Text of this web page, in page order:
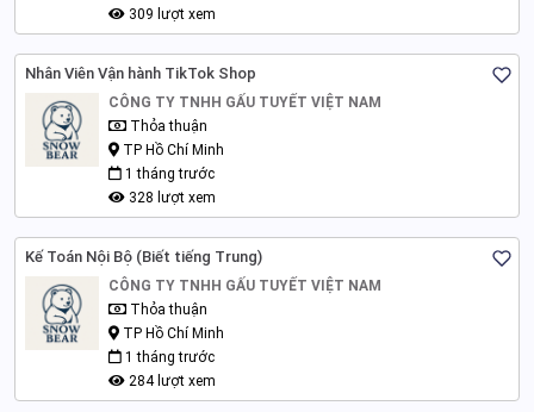
309 lượt xem
Nhân Viên Vận hành TikTok Shop
CÔNG TY TNHH GẤU TUYẾT VIỆT NAM
Thỏa thuận
TP Hồ Chí Minh
1 tháng trước
328 lượt xem
Kế Toán Nội Bộ (Biết tiếng Trung)
CÔNG TY TNHH GẤU TUYẾT VIỆT NAM
Thỏa thuận
TP Hồ Chí Minh
1 tháng trước
284 lượt xem